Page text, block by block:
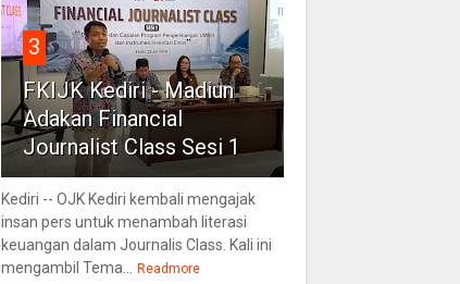
3
FKIJK Kediri - Madiun
Adakan Financial
Journalist Class Sesi 1
Kediri -- OJK Kediri kembali mengajak
insan pers untuk menambah literasi
keuangan dalam Journalis Class. Kali ini
mengambil Tema...
Readmore